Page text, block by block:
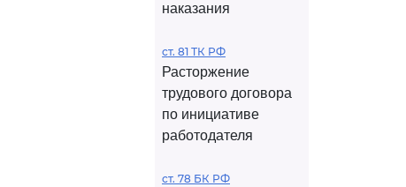
наказания
ст. 81 ТК РФ
Расторжение
трудового договора
по инициативе
работодателя
ст. 78 БК РФ